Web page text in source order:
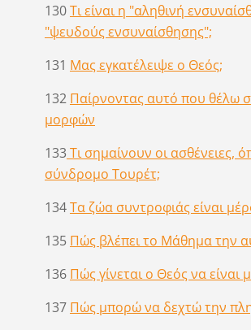
130Τι είναι η "αληθινή
"ψευδούς ενσυναίσθησης";
131 Μας εγκατέλειψε ο Θεός;
132 Παίρνοντας αυτό που θέλω
μορφών
133Τι σημαίνουν οι ασθένειες,
σύνδρομο Τουρέτ;
134Τα ζώα συντροφιάς είναι
135 Πώς βλέπει το Μάθημα την
136 Πώς γίνεται ο Θεός να είναι
137 Πώς μπορώ να δεχτώ την